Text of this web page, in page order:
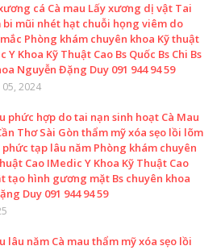
cá Cà mau Lấy xương dị vật Tai
bi mũi nhét hạt chuỗi họng viêm do
Phòng khám chuyên khoa Kỹ thuật
Y Khoa Kỹ Thuật Cao Bs Quốc Bs Chi Bs
Nguyễn Đặng Duy 091 944 94 59
2024
phức hợp do tai nạn sinh hoạt Cà Mau
Thơ Sài Gòn thẩm mỹ xóa sẹo lồi lõm
phức tạp lâu năm Phòng khám chuyên
Cao IMedic Y Khoa Kỹ Thuật Cao
tạo hình gương mặt Bs chuyên khoa
Duy 091 944 94 59
lâu năm Cà mau thẩm mỹ xóa sẹo lồi